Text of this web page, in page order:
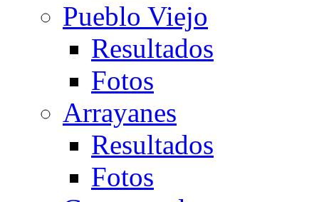
Pueblo Viejo
Resultados
Fotos
Arrayanes
Resultados
Fotos